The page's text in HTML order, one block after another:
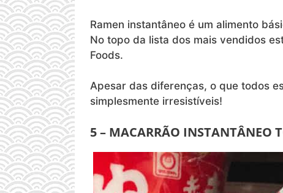
Ramen instantâneo é um alimento
No topo da lista dos mais vendidos
Foods.
Apesar das diferenças, o que todos
simplesmente irresistíveis!
5 – MACARRÃO INSTANTÂNEO